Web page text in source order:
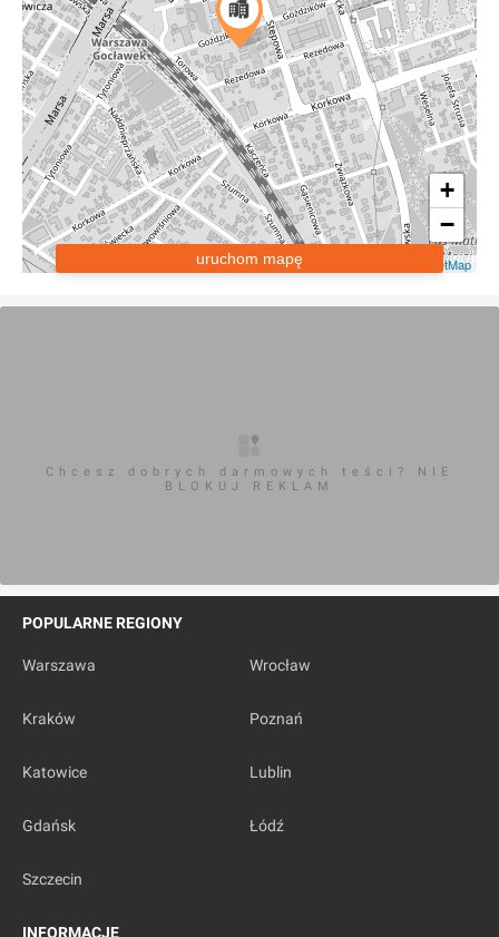
+
−
OpenStreetMap
uruchom mapę
Chcesz dobrych darmowych teści? NIE
BLOKUJ REKLAM
POPULARNE REGIONY
Warszawa Wrocław
Kraków Poznań
Katowice Lublin
Gdańsk Łódź
Szczecin
INFORMACJE